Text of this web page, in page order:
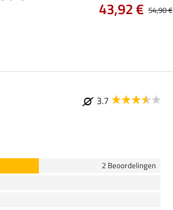
54,90 €
43,92 €
3.7
2 Beoordelingen